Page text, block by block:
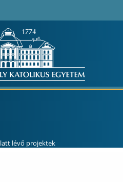
lévő projektek